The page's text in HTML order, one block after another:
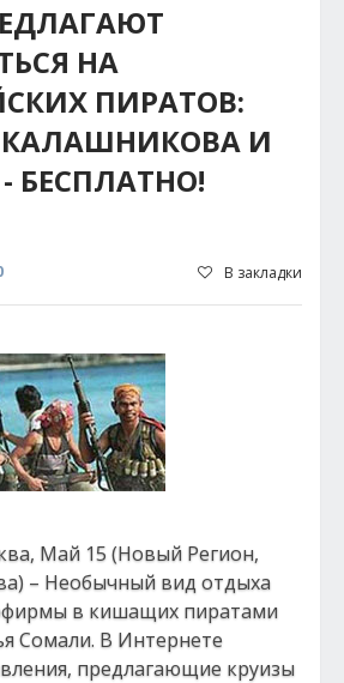
НА
ПИРАТОВ:
И
БЕСПЛАТНО!
В закладки
Май 15 (Новый Регион,
– Необычный вид отдыха
в кишащих пиратами
Сомали. В Интернете
предлагающие круизы